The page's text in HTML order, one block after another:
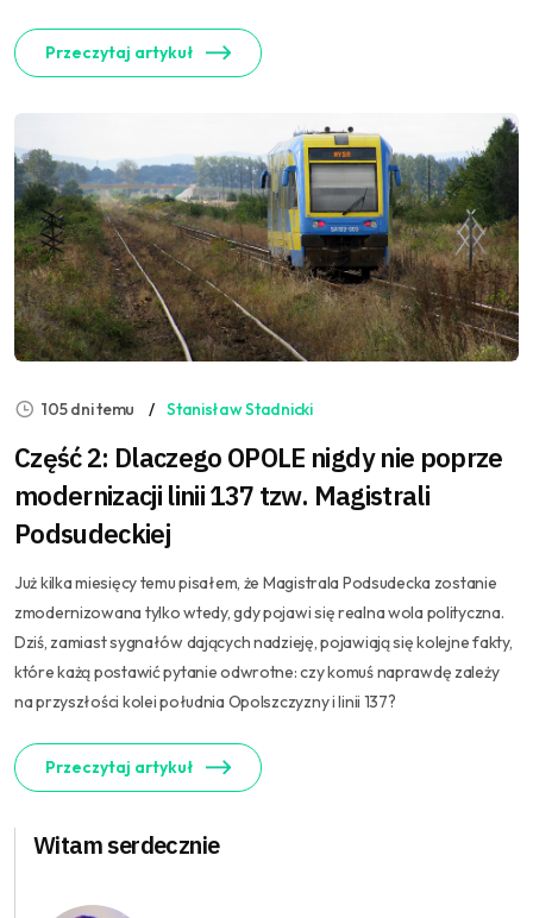
Przeczytaj artykuł
105 dni temu Stanisław Stadnicki
Część 2: Dlaczego OPOLE nigdy nie poprze
modernizacji linii 137 tzw. Magistrali
Podsudeckiej
Już kilka miesięcy temu pisałem, że Magistrala Podsudecka zostanie
zmodernizowana tylko wtedy, gdy pojawi się realna wola polityczna.
Dziś, zamiast sygnałów dających nadzieję, pojawiają się kolejne fakty,
które każą postawić pytanie odwrotne: czy komuś naprawdę zależy
na przyszłości kolei południa Opolszczyzny i linii 137?
Przeczytaj artykuł
Witam serdecznie